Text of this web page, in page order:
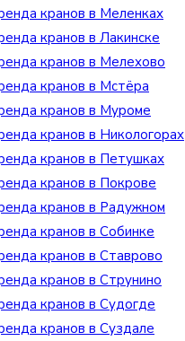
кранов в Меленках
кранов в Лакинске
кранов в Мелехово
кранов в Мстёра
кранов в Муроме
кранов в Никологорах
кранов в Петушках
кранов в Покрове
кранов в Радужном
кранов в Собинке
кранов в Ставрово
кранов в Струнино
кранов в Судогде
кранов в Суздале